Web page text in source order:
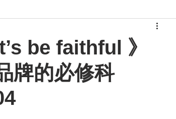
Positive Mindset
Digital Missionary NFT
別
be faithful 》
牌的必修科